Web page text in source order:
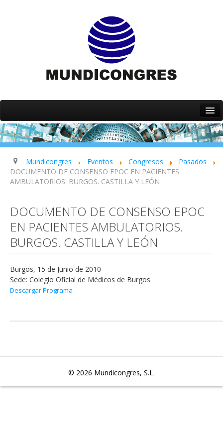
Inicio
Quiénes somos
Servicios
Eventos
Mundicongres Eventos Congresos
Pasados
DOCUMENTO DE CONSENSO EPOC EN PACIENTES
AMBULATORIOS. BURGOS. CASTILLA Y LEÓN
DOCUMENTO DE CONSENSO EPOC
EN PACIENTES AMBULATORIOS.
BURGOS. CASTILLA Y LEÓN
Burgos, 15 de Junio de 2010
Sede: Colegio Oficial de Médicos de Burgos
Descargar Programa
© 2026 Mundicongres, S.L.